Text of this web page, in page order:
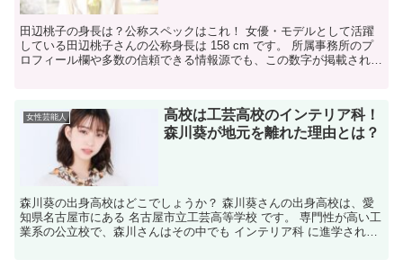
田辺桃子の身長は？公称スペックはこれ！ 女優・モデルとして活躍
している田辺桃子さんの公称身長は 158 cm です。 所属事務所のプ
ロフィール欄や多数の信頼できる情報源でも、この数字が掲載されて
女性芸能人
高校は工芸高校のインテリア科！
森川葵が地元を離れた理由とは？
森川葵の出身高校はどこでしょうか？ 森川葵さんの出身高校は、愛
知県名古屋市にある 名古屋市立工芸高等学校 です。 専門性が高い工
業系の公立校で、森川さんはその中でも インテリア科 に進学されて